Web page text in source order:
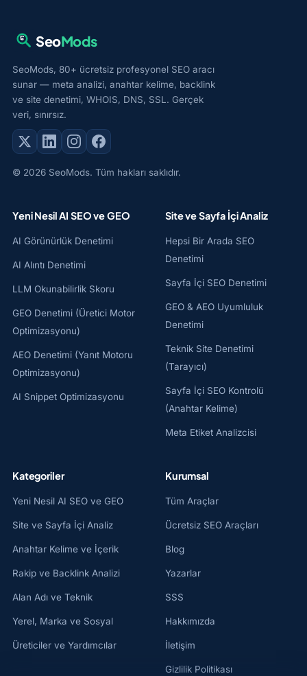
SeoMods
SeoMods, 80+ ücretsiz profesyonel SEO aracı
sunar — meta analizi, anahtar kelime, backlink
ve site denetimi, WHOIS, DNS, SSL. Gerçek
veri, sınırsız.
© 2026 SeoMods. Tüm hakları saklıdır.
Yeni Nesil AI SEO ve GEO
AI Görünürlük Denetimi
AI Alıntı Denetimi
LLM Okunabilirlik Skoru
GEO Denetimi (Üretici Motor
Optimizasyonu)
AEO Denetimi (Yanıt Motoru
Optimizasyonu)
AI Snippet Optimizasyonu
Site ve Sayfa İçi Analiz
Hepsi Bir Arada SEO
Denetimi
Sayfa İçi SEO Denetimi
GEO & AEO Uyumluluk
Denetimi
Teknik Site Denetimi
(Tarayıcı)
Sayfa İçi SEO Kontrolü
(Anahtar Kelime)
Meta Etiket Analizcisi
Kategoriler
Yeni Nesil AI SEO ve GEO
Site ve Sayfa İçi Analiz
Anahtar Kelime ve İçerik
Rakip ve Backlink Analizi
Alan Adı ve Teknik
Yerel, Marka ve Sosyal
Üreticiler ve Yardımcılar
Kurumsal
Tüm Araçlar
Ücretsiz SEO Araçları
Blog
Yazarlar
SSS
Hakkımızda
İletişim
Gizlilik Politikası